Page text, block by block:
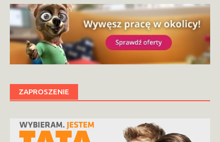
ZAPROSZENIE